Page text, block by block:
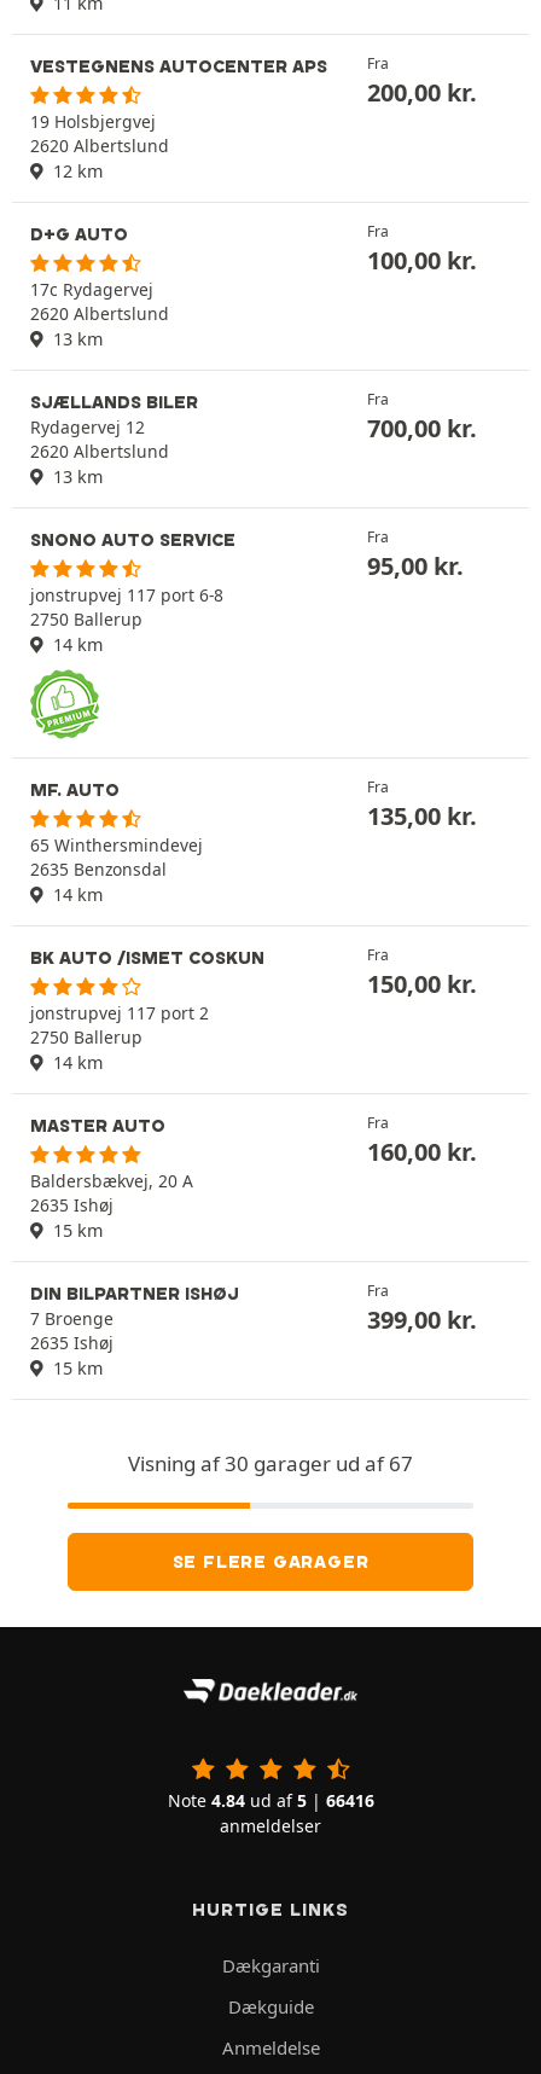
VESTEGNENS AUTOCENTER APS
19 Holsbjergvej
2620 Albertslund
12 km
Fra
200,00 kr.
D+G AUTO
17c Rydagervej
2620 Albertslund
13 km
Fra
100,00 kr.
SJÆLLANDS BILER
Rydagervej 12
2620 Albertslund
13 km
Fra
700,00 kr.
SNONO AUTO SERVICE
jonstrupvej 117 port 6-8
2750 Ballerup
14 km
Fra
95,00 kr.
MF. AUTO
65 Winthersmindevej
2635 Benzonsdal
14 km
Fra
135,00 kr.
BK AUTO /ISMET COSKUN
jonstrupvej 117 port 2
2750 Ballerup
14 km
Fra
150,00 kr.
MASTER AUTO
Baldersbækvej, 20 A
2635 Ishøj
15 km
Fra
160,00 kr.
DIN BILPARTNER ISHØJ
7 Broenge
2635 Ishøj
15 km
Fra
399,00 kr.
Visning af 30 garager ud af 67
SE FLERE GARAGER
Note 4.84ud af5| 66416
anmeldelser
HURTIGE LINKS
Dækgaranti
Dækguide
Anmeldelse